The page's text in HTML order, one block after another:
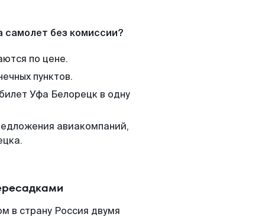
самолет без комиссии?
по цене.
пунктов.
Уфа Белорецк в одну
авиакомпаний,
в страну Россия двумя